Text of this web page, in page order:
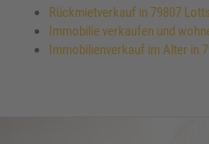
Rückmietverkauf in 79807
Immobilie verkaufen und
Immobilienverkauf im Alter in